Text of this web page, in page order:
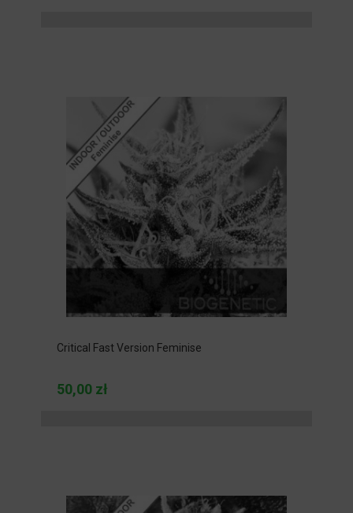
Critical Fast Version Feminise
50,00 zł